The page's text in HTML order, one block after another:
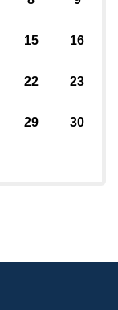
15 16
22 23
29 30